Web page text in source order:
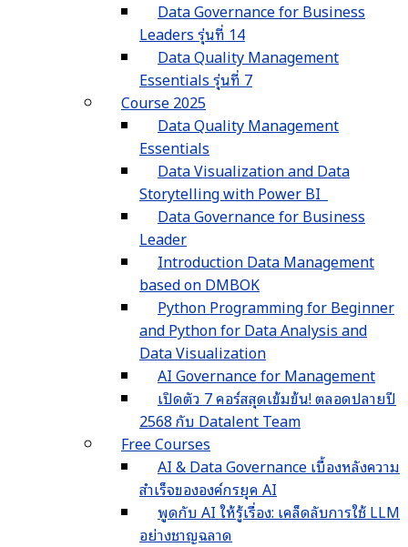
Data Governance for Business
Leaders รุ่นที่ 14
Data Quality Management
Essentials รุ่นที่ 7
Course 2025
Data Quality Management
Essentials
Data Visualization and Data
Storytelling with Power BI
Data Governance for Business
Leader
Introduction Data Management
based on DMBOK
Python Programming for Beginner
and Python for Data Analysis and
Data Visualization
AI Governance for Management
เปิดตัว 7 คอร์สสุดเข้มข้น! ตลอดปลายปี
2568 กับ Datalent Team
Free Courses
AI & Data Governance เบื้องหลังความ
สำเร็จขององค์กรยุค AI
พูดกับ AI ให้รู้เรื่อง: เคล็ดลับการใช้ LLM
อย่างชาญฉลาด